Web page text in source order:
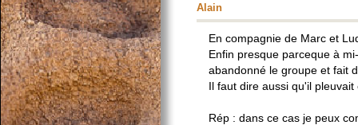
Alain
En compagnie de Marc et
Enfin presque parceque à
abandonné le groupe et fait
Il faut dire aussi qu'il
Rép : dans ce cas je peux